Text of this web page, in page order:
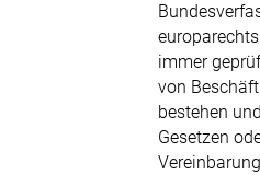
immer
von
bestehen
Gesetzen